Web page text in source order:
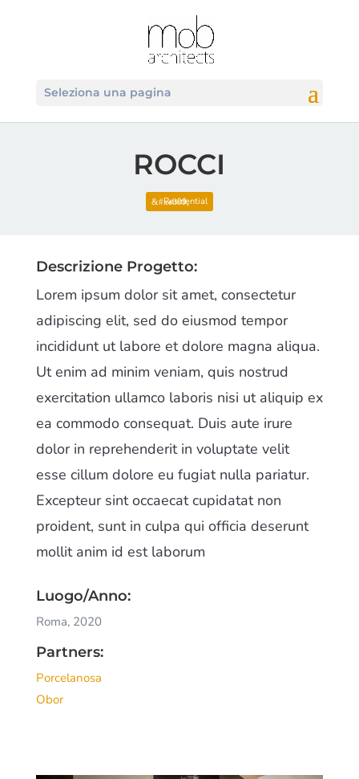
Seleziona una pagina
ROCCI
Residential
Descrizione Progetto:
Lorem ipsum dolor sit amet, consectetur
adipiscing elit, sed do eiusmod tempor
incididunt ut labore et dolore magna aliqua.
Ut enim ad minim veniam, quis nostrud
exercitation ullamco laboris nisi ut aliquip ex
ea commodo consequat. Duis aute irure
dolor in reprehenderit in voluptate velit
esse cillum dolore eu fugiat nulla pariatur.
Excepteur sint occaecat cupidatat non
proident, sunt in culpa qui officia deserunt
mollit anim id est laborum
Luogo/Anno:
Roma, 2020
Partners:
Porcelanosa
Obor